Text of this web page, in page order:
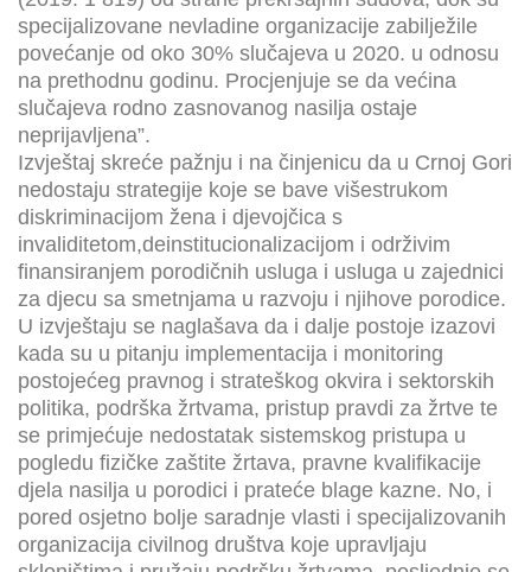
specijalizovane nevladine organizacije zabilježile
povećanje od oko 30% slučajeva u 2020. u odnosu
na prethodnu godinu. Procjenjuje se da većina
slučajeva rodno zasnovanog nasilja ostaje
neprijavljena”.
Izvještaj skreće pažnju i na činjenicu da u Crnoj Gori
nedostaju strategije koje se bave višestrukom
diskriminacijom žena i djevojčica s
invaliditetom,deinstitucionalizacijom i održivim
finansiranjem porodičnih usluga i usluga u zajednici
za djecu sa smetnjama u razvoju i njihove porodice.
U izvještaju se naglašava da i dalje postoje izazovi
kada su u pitanju implementacija i monitoring
postojećeg pravnog i strateškog okvira i sektorskih
politika, podrška žrtvama, pristup pravdi za žrtve te
se primjećuje nedostatak sistemskog pristupa u
pogledu fizičke zaštite žrtava, pravne kvalifikacije
djela nasilja u porodici i prateće blage kazne. No, i
pored osjetno bolje saradnje vlasti i specijalizovanih
organizacija civilnog društva koje upravljaju